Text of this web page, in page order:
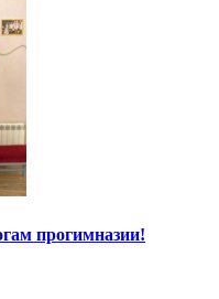
прогимназии!